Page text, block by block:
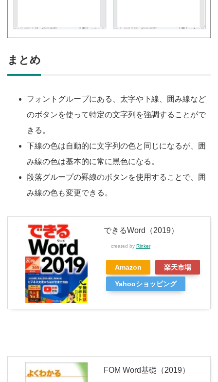
まとめ
フォントグループにある、太字や下線、囲み線など
のボタンを使って特定の文字列を強調することがで
きる。
下線の色は自動的に文字列の色と同じになるが、囲
み線の色は基本的に常に黒色になる。
段落グループの罫線のボタンを使用することで、囲
み線の色も変更できる。
できるWord（2019）
created by Rinker
Amazon 楽天市場
Yahooショッピング
FOM Word基礎（2019）